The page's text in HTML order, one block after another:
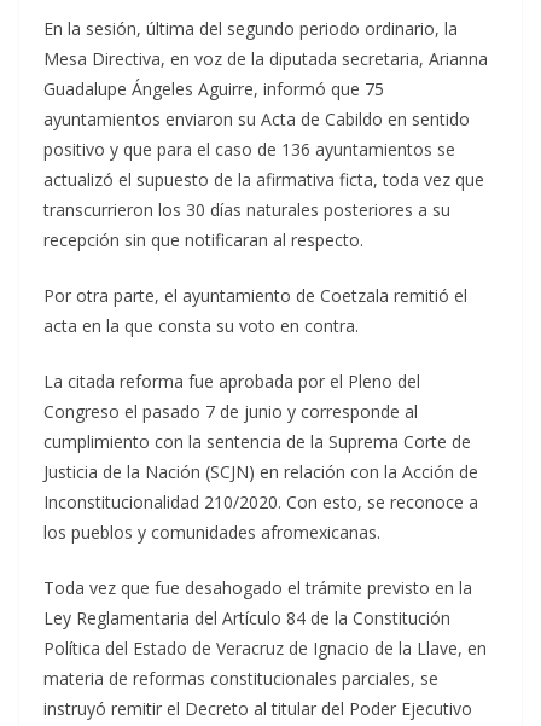
En la sesión, última del segundo periodo ordinario, la
Mesa Directiva, en voz de la diputada secretaria, Arianna
Guadalupe Ángeles Aguirre, informó que 75
ayuntamientos enviaron su Acta de Cabildo en sentido
positivo y que para el caso de 136 ayuntamientos se
actualizó el supuesto de la afirmativa ficta, toda vez que
transcurrieron los 30 días naturales posteriores a su
recepción sin que notificaran al respecto.
Por otra parte, el ayuntamiento de Coetzala remitió el
acta en la que consta su voto en contra.
La citada reforma fue aprobada por el Pleno del
Congreso el pasado 7 de junio y corresponde al
cumplimiento con la sentencia de la Suprema Corte de
Justicia de la Nación (SCJN) en relación con la Acción de
Inconstitucionalidad 210/2020. Con esto, se reconoce a
los pueblos y comunidades afromexicanas.
Toda vez que fue desahogado el trámite previsto en la
Ley Reglamentaria del Artículo 84 de la Constitución
Política del Estado de Veracruz de Ignacio de la Llave, en
materia de reformas constitucionales parciales, se
instruyó remitir el Decreto al titular del Poder Ejecutivo